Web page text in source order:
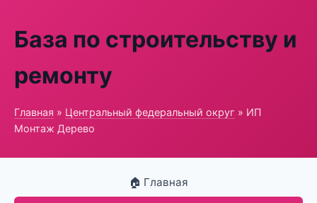
База по строительству и
ремонту
Главная » Центральный федеральный округ » ИП
Монтаж Дерево
🏠 Главная